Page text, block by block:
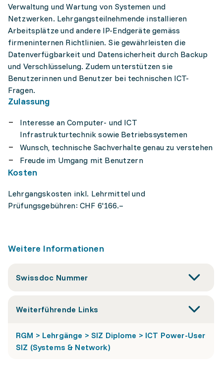
Verwaltung und Wartung von Systemen und
Netzwerken. Lehrgangsteilnehmende installieren
Arbeitsplätze und andere IP-Endgeräte gemäss
firmeninternen Richtlinien. Sie gewährleisten die
Datenverfügbarkeit und Datensicherheit durch Backup
und Verschlüsselung. Zudem unterstützen sie
Benutzerinnen und Benutzer bei technischen ICT-
Fragen.
Zulassung
Interesse an Computer- und ICT
Infrastrukturtechnik sowie Betriebssystemen
Wunsch, technische Sachverhalte genau zu verstehen
Freude im Umgang mit Benutzern
Kosten
Lehrgangskosten inkl. Lehrmittel und
Prüfungsgebühren: CHF 6'166.–
Weitere Informationen
Swissdoc Nummer
Weiterführende Links
RGM > Lehrgänge > SIZ Diplome > ICT Power-User
SIZ (Systems & Network)